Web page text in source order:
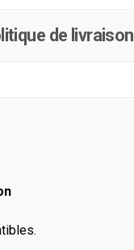
de livraison